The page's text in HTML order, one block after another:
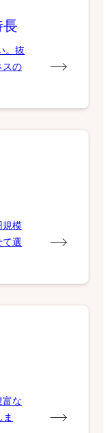
長
。抜
スの
規模
て選
富な